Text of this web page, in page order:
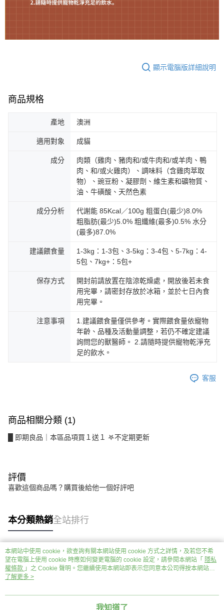
顯示電腦版詳細說明
商品規格
產地 澳洲
適用對象 成貓
成分
肉類（雞肉、豬肉和/或牛肉和/或羊肉、鴨
肉、和/或火雞肉）、調味料（含雞肉萃取
物）、豌豆粉、凝膠劑、維生素和礦物質、
油、牛磺酸、天然色素
成分分析
代謝能 85Kcal／100g 粗蛋白(最少)8.0%
粗脂肪(最少)5.0% 粗纖維(最多)0.5% 水分
(最多)87.0%
建議餵食量
1-3kg：1-3包、3-5kg：3-4包、5-7kg：4-
5包、7kg+：5包+
保存方式
開封前請放置在陰涼乾燥處，開放後若未食
用完畢，請密封存放於冰箱，並於七日內食
用完畢。
注意事項
1.建議餵食量僅供參考。實際餵食量依寵物
年齡、品種及活動量調整，若仍不確定建議
詢問您的獸醫師。 2.請隨時提供寵物乾淨充
足的飲水。
客服
商品相關分類 (1)
█ 即期良品｜本區品項買１送１ 𖤐不定期更新
評價
喜歡這個商品嗎？購買後給他一個好評吧
本分類熱銷全站排行
熱門標籤
本網站中使用 cookie，欲查詢有關本網站使用 cookie 方式之詳情，及若您不希
望在電腦上使用 cookie 時應如何變更電腦的 cookie 設定，請參閱本網站「 隱私
權條款 」之 Cookie 聲明。您繼續使用本網站即表示您同意本公司得按本網站使
用條款之 Cookie 聲明使用 cookie。
了解更多 >
我知道了